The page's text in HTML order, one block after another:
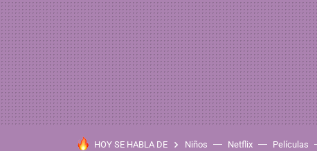
HOY SE HABLA DE Niños Netflix Películas